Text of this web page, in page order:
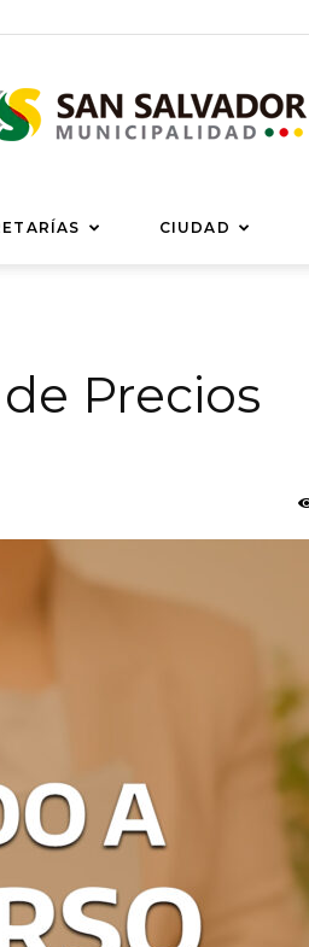
Municipalidad
CIUDAD
Precios